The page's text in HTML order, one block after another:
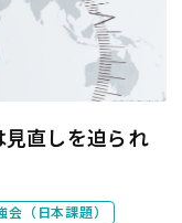
直しを迫られ
（日本課題）